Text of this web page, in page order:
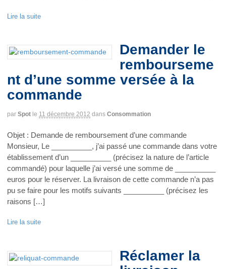
Lire la suite
Demander le
rembourseme
nt d’une somme versée à la
commande
par Spot le 11 décembre 2012 dans Consommation
Objet : Demande de remboursement d’une commande
Monsieur, Le __________, j’ai passé une commande dans votre
établissement d’un __________ (précisez la nature de l’article
commandé) pour laquelle j’ai versé une somme de __________
euros pour le réserver. La livraison de cette commande n’a pas
pu se faire pour les motifs suivants __________ (précisez les
raisons […]
Lire la suite
Réclamer la